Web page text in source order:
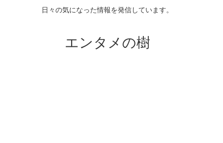
日々の気になった情報を発信しています。
エンタメの樹